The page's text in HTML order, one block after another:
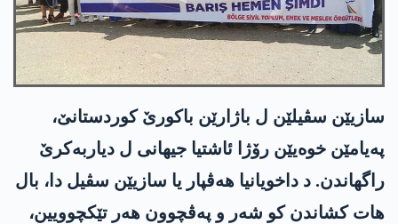
سازیێن سڤیلێن ل باژارێن باکورێ کوردستانێ،
پەیامێن خوەیێن رۆژا ئاشتیا جیھانی ل دیاربەکرێ
راگھاندن. د داخویانیا ھەڤپار یا سازیێن سڤیل دا، بال
ھات کشاندن کو شەر و پەڤچوون ھەر تێکچوویین،